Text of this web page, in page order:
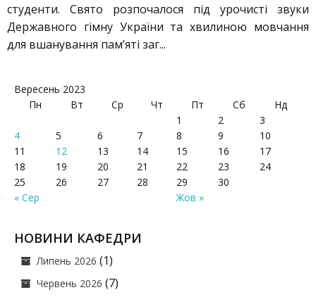
студенти. Свято розпочалося під урочисті звуки
Державного гімну України та хвилиною мовчання
для вшанування пам’яті заг...
Вересень 2023
Пн
Вт Ср Чт Пт Сб Нд
« Сер Жов »
1 2
3
4
5 6 7 8 9
10
11
12 13 14 15 16
17
18
19 20 21 22 23
24
25
26 27 28 29 30
НОВИНИ КАФЕДРИ
Липень 2026 (1)
Червень 2026 (7)